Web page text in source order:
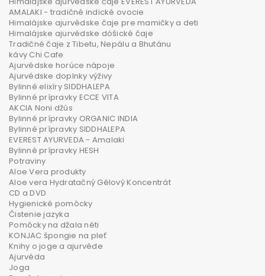
AMALAKI - tradičné indické ovocie
Himalájske ajurvédske čaje pre mamičky a deti
Himalájske ajurvédske dóšické čaje
Tradičné čaje z Tibetu, Nepálu a Bhutánu
kávy Chi Cafe
Ajurvédske horúce nápoje
Ajurvédske doplnky výživy
Bylinné elixíry SIDDHALEPA
Bylinné prípravky ECCE VITA
AKCIA Noni džús
Bylinné prípravky ORGANIC INDIA
Bylinné prípravky SIDDHALEPA
EVEREST AYURVEDA - Amalaki
Bylinné prípravky HESH
Potraviny
Aloe Vera produkty
Aloe vera Hydratačný Gélový Koncentrát
CD a DVD
Hygienické pomôcky
Čistenie jazyka
Pomôcky na džala néti
KONJAC špongie na pleť
Knihy o joge a ajurvéde
Ajurvéda
Joga